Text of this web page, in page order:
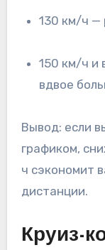
130 км/ч
150 км/ч и выше — расход может быть
вдвое
Вывод: если
графиком,
ч сэкономит
дистанции.
Круиз-